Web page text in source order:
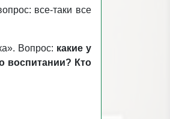
все-таки все
Вопрос: какие у
воспитании? Кто